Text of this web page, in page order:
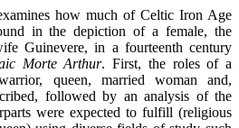
how much of Celtic Iron Age
in the depiction of a female, the
Guinevere, in a fourteenth century
Morte Arthur. First, the roles of a
queen, married woman and,
followed by an analysis of the
were expected to fulfill (religious